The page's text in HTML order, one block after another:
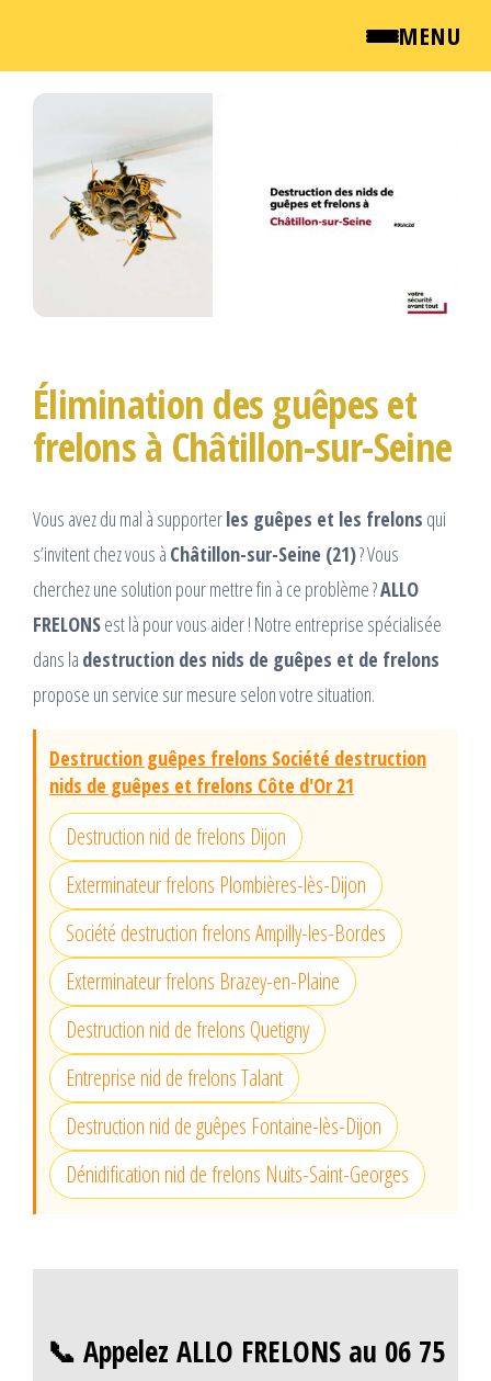
MENU
QUI SOMMES NOUS ?
NEWSROOM
TARIFS
Passer
contenu
Élimination des guêpes et
frelons à Châtillon-sur-Seine
Vous avez du mal à supporterles guêpes et les frelons qui
s’invitent chez vous à Châtillon-sur-Seine (21)? Vous
cherchez une solution pour mettre fin à ce problème ?ALLO
FRELONSest là pour vous aider ! Notre entreprise spécialisée
dans la destruction des nids de guêpes et de frelons
propose un service sur mesure selon votre situation.
Destruction guêpes frelons Société destruction
nids de guêpes et frelons Côte d'Or 21
Destruction nid de frelons Dijon
Exterminateur frelons Plombières-lès-Dijon
Société destruction frelons Ampilly-les-Bordes
Exterminateur frelons Brazey-en-Plaine
Destruction nid de frelons Quetigny
Entreprise nid de frelons Talant
Destruction nid de guêpes Fontaine-lès-Dijon
Dénidification nid de frelons Nuits-Saint-Georges
📞 Appelez ALLO FRELONS au 06 75